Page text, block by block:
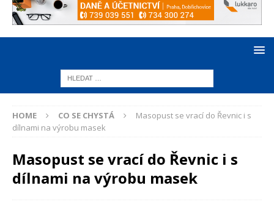
HOME CO SE CHYSTÁ
Masopust se vrací do Řevnic i s
dílnami na výrobu masek
Masopust se vrací do Řevnic i s
dílnami na výrobu masek